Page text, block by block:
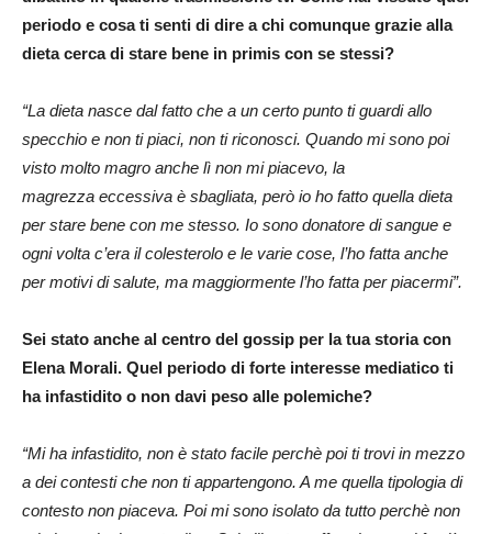
periodo e cosa ti senti di dire a chi comunque grazie alla
dieta cerca di stare bene in primis con se stessi?
“La dieta nasce dal fatto che a un certo punto ti guardi allo
specchio e non ti piaci, non ti riconosci. Quando mi sono poi
visto molto magro anche lì non mi piacevo, la
magrezza eccessiva è sbagliata, però io ho fatto quella dieta
per stare bene con me stesso. Io sono donatore di sangue e
ogni volta c’era il colesterolo e le varie cose, l’ho fatta anche
per motivi di salute, ma maggiormente l’ho fatta per piacermi”.
Sei stato anche al centro del gossip per la tua storia con
Elena Morali. Quel periodo di forte interesse mediatico ti
ha infastidito o non davi peso alle polemiche?
“Mi ha infastidito, non è stato facile perchè poi ti trovi in mezzo
a dei contesti che non ti appartengono. A me quella tipologia di
contesto non piaceva. Poi mi sono isolato da tutto perchè non